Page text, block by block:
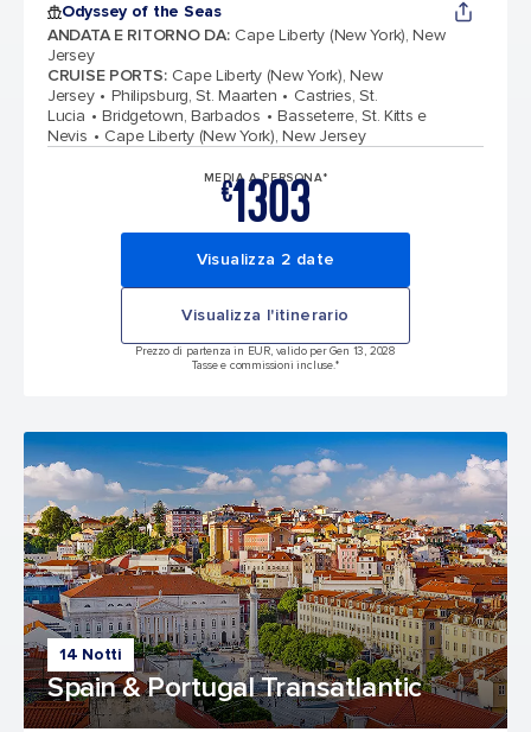
Odyssey of the Seas
ANDATA E RITORNO DA: Cape Liberty (New York), New
Jersey
CRUISE PORTS: Cape Liberty (New York), New
Jersey
Philipsburg, St. Maarten
Castries, St.
Lucia
Bridgetown, Barbados
Basseterre, St. Kitts e
Nevis
Cape Liberty (New York), New Jersey
MEDIA A PERSONA*
€1303
Visualizza 2 date
Visualizza l'itinerario
Prezzo di partenza in EUR, valido per Gen 13, 2028
Tasse e commissioni incluse.*
14 Notti
Spain & Portugal Transatlantic